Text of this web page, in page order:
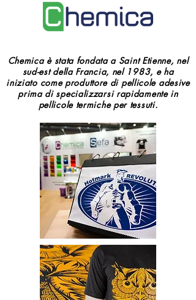
Chemica è stata fondata a Saint Etienne, nel
sud-est della Francia, nel 1983, e ha
iniziato come produttore di pellicole adesive
prima di specializzarsi rapidamente in
pellicole termiche per tessuti.